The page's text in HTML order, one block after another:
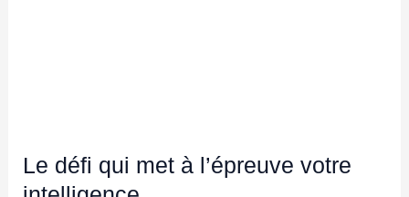
Le défi qui met à l’épreuve votre